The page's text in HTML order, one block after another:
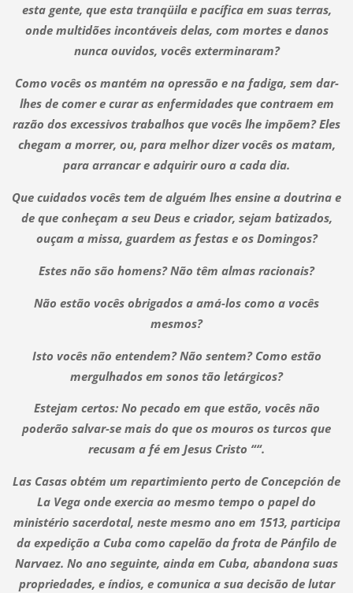
esta gente, que esta tranqüila e pacífica em suas terras,
onde multidões incontáveis delas, com mortes e danos
nunca ouvidos, vocês exterminaram?
Como vocês os mantém na opressão e na fadiga, sem dar-
lhes de comer e curar as enfermidades que contraem em
razão dos excessivos trabalhos que vocês lhe impõem? Eles
chegam a morrer, ou, para melhor dizer vocês os matam,
para arrancar e adquirir ouro a cada dia.
Que cuidados vocês tem de alguém lhes ensine a doutrina e
de que conheçam a seu Deus e criador, sejam batizados,
ouçam a missa, guardem as festas e os Domingos?
Estes não são homens? Não têm almas racionais?
Não estão vocês obrigados a amá-los como a vocês
mesmos?
Isto vocês não entendem? Não sentem? Como estão
mergulhados em sonos tão letárgicos?
Estejam certos: No pecado em que estão, vocês não
poderão salvar-se mais do que os mouros os turcos que
recusam a fé em Jesus Cristo ““.
Las Casas obtém um repartimiento perto de Concepción de
La Vega onde exercia ao mesmo tempo o papel do
ministério sacerdotal, neste mesmo ano em 1513, participa
da expedição a Cuba como capelão da frota de Pánfilo de
Narvaez. No ano seguinte, ainda em Cuba, abandona suas
propriedades, e índios, e comunica a sua decisão de lutar